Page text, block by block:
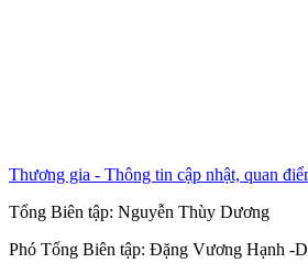
Thương gia - Thông tin cập nhật, quan
Tổng Biên tập: Nguyễn Thùy Dương
Phó Tổng Biên tập: Đặng Vương Hạnh -